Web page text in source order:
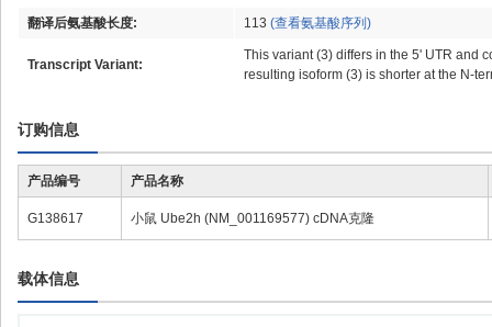
翻译后氨基酸长度: 113 (查看氨基酸序列)
Transcript Variant:
This variant (3) differs in the 5' UTR and
resulting isoform (3) is shorter at the N-
订购信息
产品编号 产品名称
G138617 小鼠 Ube2h (NM_001169577) cDNA克隆
载体信息